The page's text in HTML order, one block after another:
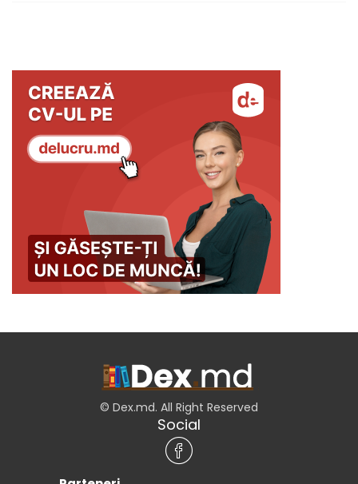
© Dex.md. All Right Reserved
Social